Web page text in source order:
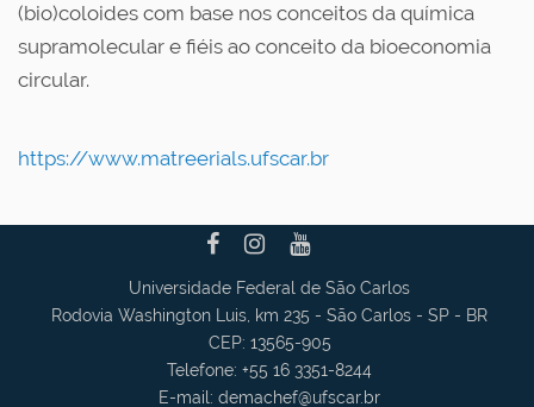
(bio)coloides com base nos conceitos da química
supramolecular e fiéis ao conceito da bioeconomia
circular.
https://www.matreerials.ufscar.br
Universidade Federal de São Carlos
Rodovia Washington Luis, km 235 - São Carlos - SP - BR
CEP: 13565-905
Telefone: +55 16 3351-8244
E-mail: demachef@ufscar.br